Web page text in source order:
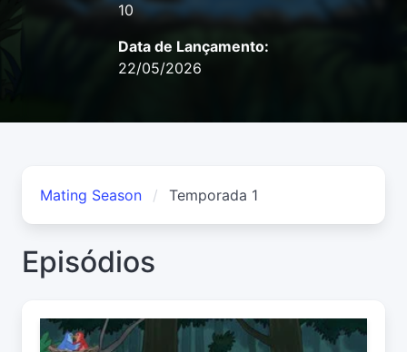
10
Data de Lançamento:
22/05/2026
Mating Season Temporada 1
Episódios